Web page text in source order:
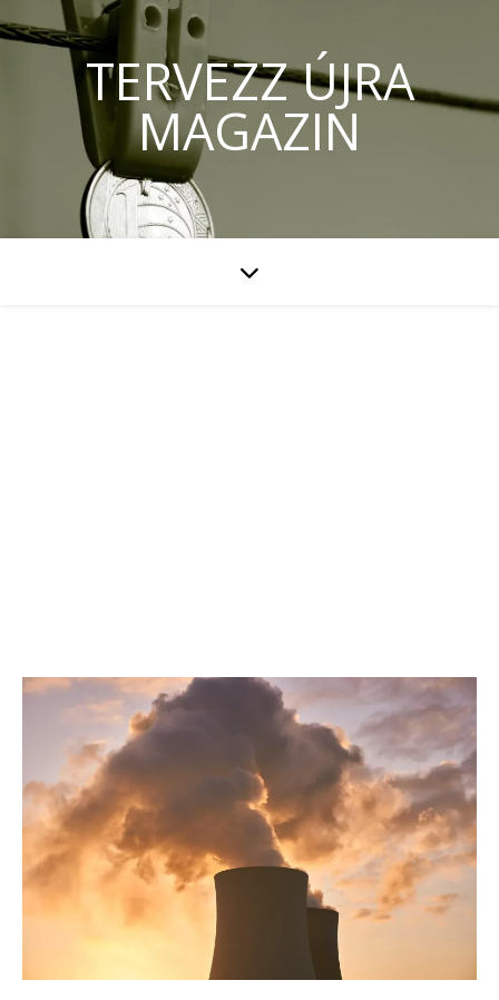
TERVEZZ ÚJRA
MAGAZIN